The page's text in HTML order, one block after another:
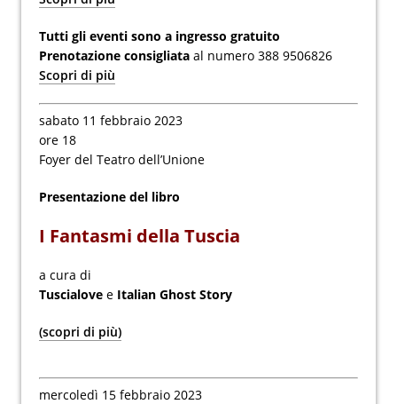
Tutti gli eventi sono a ingresso gratuito
Prenotazione consigliata al numero 388 9506826
Scopri di più
sabato 11 febbraio 2023
ore 18
Foyer del Teatro dell’Unione
Presentazione del libro
I Fantasmi della Tuscia
a cura di
Tuscialove e Italian Ghost Story
(scopri di più)
mercoledì 15 febbraio 2023